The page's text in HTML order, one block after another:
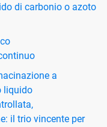
di carbonio o azoto
a
liquido
il trio vincente per